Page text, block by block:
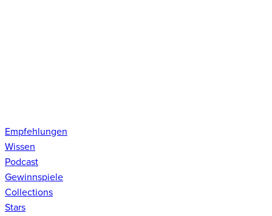
Empfehlungen
Wissen
Podcast
Gewinnspiele
Collections
Stars